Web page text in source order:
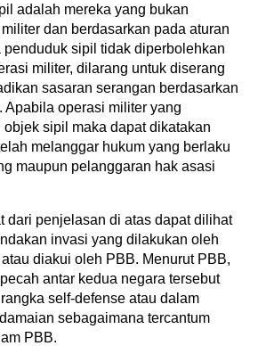
adalah mereka yang bukan
dan berdasarkan pada aturan
sipil tidak diperbolehkan
militer, dilarang untuk diserang
sasaran serangan berdasarkan
Apabila operasi militer yang
sipil maka dapat dikatakan
melanggar hukum yang berlaku
maupun pelanggaran hak asasi
dari penjelasan di atas dapat dilihat
invasi yang dilakukan oleh
diakui oleh PBB. Menurut PBB,
antar kedua negara tersebut
self-defense atau dalam
sebagaimana tercantum
PBB.